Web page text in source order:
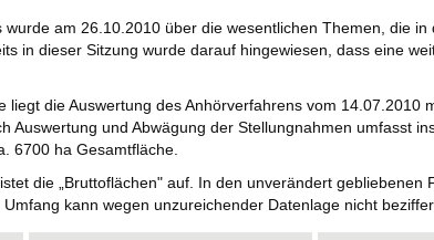
wurde am 26.10.2010 über die wesentlichen Themen, die
in dieser Sitzung wurde darauf hingewiesen, dass eine
liegt die Auswertung des Anhörverfahrens vom 14.07.2010
Auswertung und Abwägung der Stellungnahmen umfasst
6700 ha Gesamtfläche.
die „Bruttoflächen" auf. In den unverändert gebliebenen
kann wegen unzureichender Datenlage nicht